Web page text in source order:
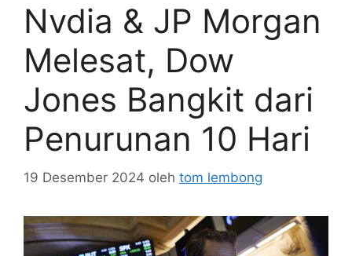
Nvdia & JP Morgan
Melesat, Dow
Jones Bangkit dari
Penurunan 10 Hari
19 Desember 2024 oleh tom lembong